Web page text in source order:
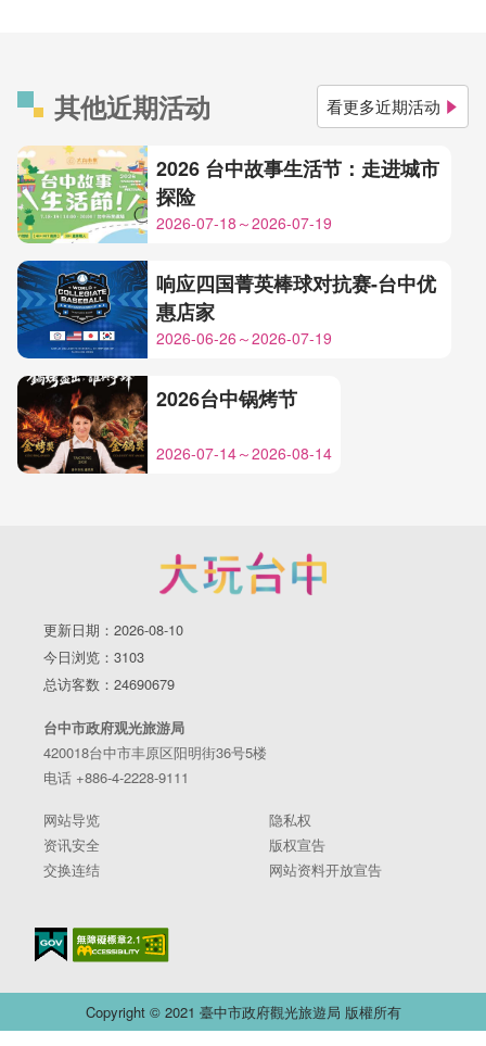
其他近期活动 看更多近期活动
2026 台中故事生活节：走进城市
探险
2026-07-18～2026-07-19
响应四国菁英棒球对抗赛-台中优
惠店家
2026-06-26～2026-07-19
2026台中锅烤节
2026-07-14～2026-08-14
更新日期：2026-08-10
今日浏览：3103
总访客数：24690679
台中市政府观光旅游局
420018台中市丰原区阳明街36号5楼
电话 +886-4-2228-9111
网站导览
隐私权
资讯安全
版权宣告
交换连结
网站资料开放宣告
Copyright © 2021 臺中市政府觀光旅遊局 版權所有